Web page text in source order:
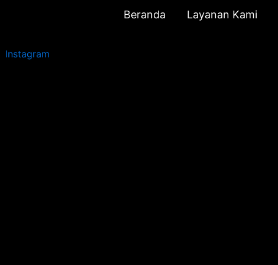
Beranda Layanan Kami
Instagram